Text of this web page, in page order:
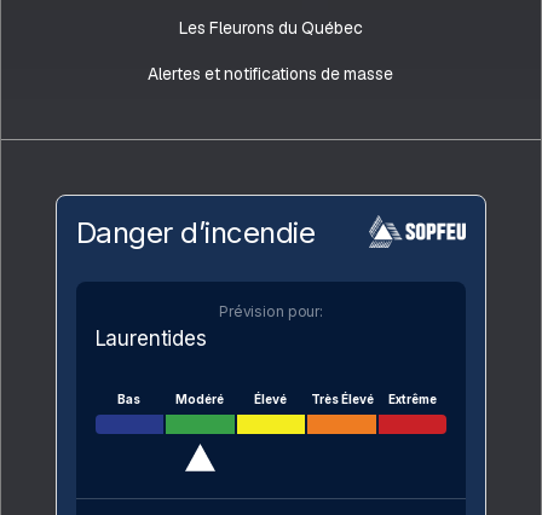
Les Fleurons du Québec
Alertes et notifications de masse
Danger d’incendie
Prévision pour:
Laurentides
Bas Modéré Élevé Très Élevé Extrême